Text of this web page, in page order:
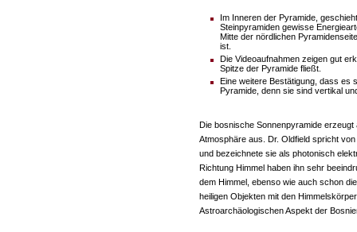
Im Inneren der Pyramide,
Steinpyramiden gewisse
Mitte der nördlichen
ist.
Die Videoaufnahmen zeigen gut
Spitze der Pyramide fließt.
Eine weitere Bestätigung, dass es
Pyramide, denn sie sind vertikal
Die bosnische Sonnenpyramide
Atmosphäre aus. Dr. Oldfield spricht
und bezeichnete sie als photonisch
Richtung Himmel haben ihn sehr
dem Himmel, ebenso wie auch schon
heiligen Objekten mit den
Astroarchäologischen Aspekt der